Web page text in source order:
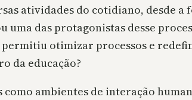
atividades do cotidiano, desde a
das protagonistas desse
otimizar processos e
da educação?
ambientes de interação